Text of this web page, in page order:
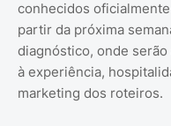
conhecidos
partir da próxima
diagnóstico, onde
à experiência,
marketing dos roteiros.